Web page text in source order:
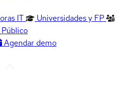
IT
Universidades y FP
Agendar demo